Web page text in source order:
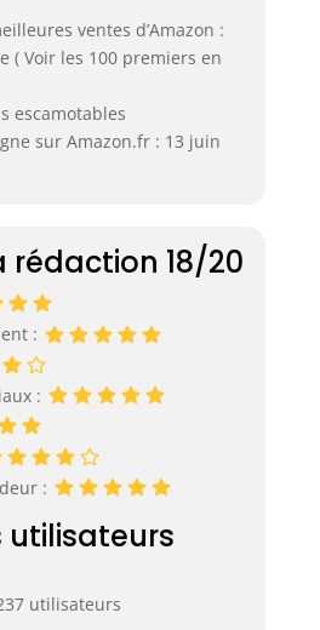
ventes d’Amazon :
( Voir les 100 premiers en
escamotables
sur Amazon.fr : 13 juin
rédaction 18/20
:
:
:
utilisateurs
utilisateurs